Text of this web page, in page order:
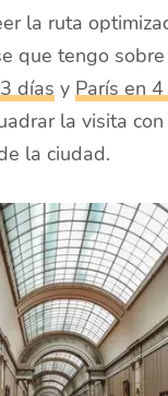
la ruta
que tengo
días yParís en
la visita
la ciudad.